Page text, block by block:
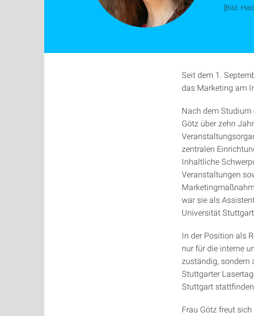
[Bild:
Seit dem 1.
das Marketing am
Nach dem Studium
Götz über zehn
zentralen
Inhaltliche
Veranstaltungen
war sie als
Universität
In der Position als
nur für die interne
zuständig, sondern
Stuttgarter
Stuttgart stattfinden
Frau Götz freut